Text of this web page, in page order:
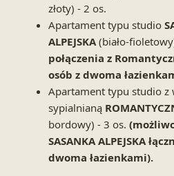
złoty) - 2 os.
Apartament typu studio
ALPEJSKA(biało-
połączenia z
osób z dwoma
Apartament typu studio z
sypialnianą
bordowy) - 3 os.
SASANKA ALPEJSKA
dwoma łazienkami).